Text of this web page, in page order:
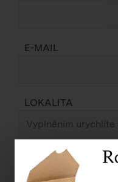
E-MAIL
LOKALITA
ZPRÁVA *